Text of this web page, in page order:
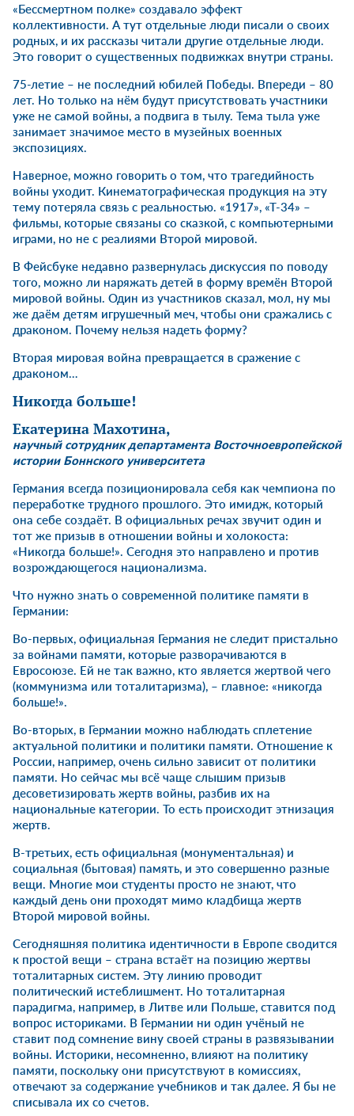
«Бессмертном полке» создавало эффект
коллективности. А тут отдельные люди писали о своих
родных, и их рассказы читали другие отдельные люди.
Это говорит о существенных подвижках внутри страны.
75-летие – не последний юбилей Победы. Впереди – 80
лет. Но только на нём будут присутствовать участники
уже не самой войны, а подвига в тылу. Тема тыла уже
занимает значимое место в музейных военных
экспозициях.
Наверное, можно говорить о том, что трагедийность
войны уходит. Кинематографическая продукция на эту
тему потеряла связь с реальностью. «1917», «Т-34» –
фильмы, которые связаны со сказкой, с компьютерными
играми, но не с реалиями Второй мировой.
В Фейсбуке недавно развернулась дискуссия по поводу
того, можно ли наряжать детей в форму времён Второй
мировой войны. Один из участников сказал, мол, ну мы
же даём детям игрушечный меч, чтобы они сражались с
драконом. Почему нельзя надеть форму?
Вторая мировая война превращается в сражение с
драконом…
Никогда больше!
Екатерина Махотина,
научный сотрудник департамента Восточноевропейской
истории Боннского университета
Германия всегда позиционировала себя как чемпиона по
переработке трудного прошлого. Это имидж, который
она себе создаёт. В официальных речах звучит один и
тот же призыв в отношении войны и холокоста:
«Никогда больше!». Сегодня это направлено и против
возрождающегося национализма.
Что нужно знать о современной политике памяти в
Германии:
Во-первых, официальная Германия не следит пристально
за войнами памяти, которые разворачиваются в
Евросоюзе. Ей не так важно, кто является жертвой чего
(коммунизма или тоталитаризма), – главное: «никогда
больше!».
Во-вторых, в Германии можно наблюдать сплетение
актуальной политики и политики памяти. Отношение к
России, например, очень сильно зависит от политики
памяти. Но сейчас мы всё чаще слышим призыв
десоветизировать жертв войны, разбив их на
национальные категории. То есть происходит этнизация
жертв.
В-третьих, есть официальная (монументальная) и
социальная (бытовая) память, и это совершенно разные
вещи. Многие мои студенты просто не знают, что
каждый день они проходят мимо кладбища жертв
Второй мировой войны.
Сегодняшняя политика идентичности в Европе сводится
к простой вещи – страна встаёт на позицию жертвы
тоталитарных систем. Эту линию проводит
политический истеблишмент. Но тоталитарная
парадигма, например, в Литве или Польше, ставится под
вопрос историками. В Германии ни один учёный не
ставит под сомнение вину своей страны в развязывании
войны. Историки, несомненно, влияют на политику
памяти, поскольку они присутствуют в комиссиях,
отвечают за содержание учебников и так далее. Я бы не
списывала их со счетов.